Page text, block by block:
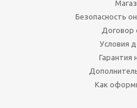
Безопасность
Договор
Условия
Гарантия
Как